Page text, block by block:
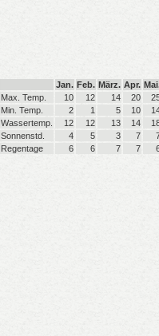
Jan. Feb. März. Apr.
Max. Temp.
10 12 14 20
Min. Temp.
2 1 5 10
Wassertemp.
12 12 13 14
Sonnenstd.
4 5 3 7
Regentage
6 6 7 7